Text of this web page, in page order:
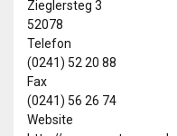
Zieglersteg 3
52078
Telefon
(0241) 52 20 88
Fax
(0241) 56 26 74
Website